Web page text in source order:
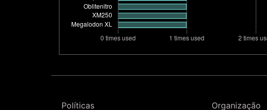
Políticas Organização